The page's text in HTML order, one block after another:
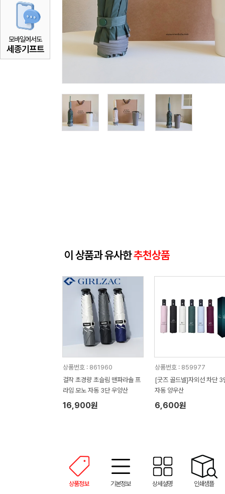
모바일에서도
세종기프트
이 상품과 유사한추천상품
상품번호 : 861960
걸작 초경량 초슬림 맨파라솔 프
라임 모노 자동 3단 우양산
16,900원
상품번호 : 859977
[굿즈 골드넬]자외선 차단 3
자동 양우산
6,600원
상품정보 기본정보 상세설명 인쇄샘플